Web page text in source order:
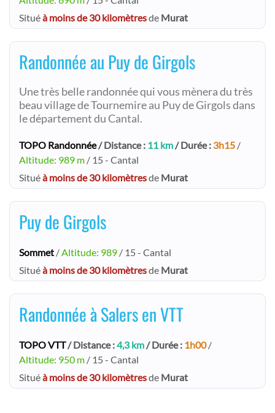
Situéà moins de 30 kilomètresde Murat
Randonnée au Puy de Girgols
Une très belle randonnée qui vous mènera du très
beau village de Tournemire au Puy de Girgols dans
le département du Cantal.
TOPO Randonnée/ Distance : 11 km/ Durée : 3h15 /
Altitude: 989 m / 15 - Cantal
Situéà moins de 30 kilomètresde Murat
Puy de Girgols
Sommet /Altitude: 989 / 15 - Cantal
Situéà moins de 30 kilomètresde Murat
Randonnée à Salers en VTT
TOPO VTT/ Distance :4,3 km/ Durée : 1h00/
Altitude: 950 m / 15 - Cantal
Situéà moins de 30 kilomètresde Murat